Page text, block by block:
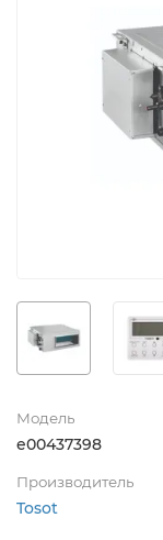
Модель
e00437398
Производитель
Tosot